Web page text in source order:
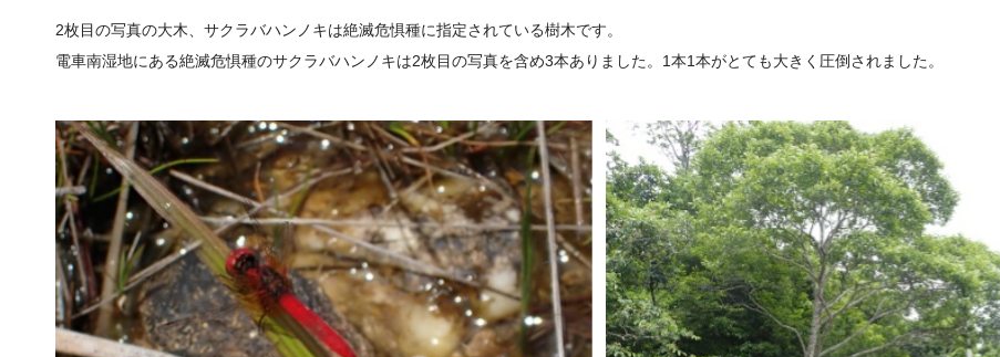
2枚目の写真の大木、サクラバハンノキは絶滅危惧種に指定されている樹木です。
電車南湿地にある絶滅危惧種のサクラバハンノキは2枚目の写真を含め3本ありました。1本1本がとても大きく圧倒されました。